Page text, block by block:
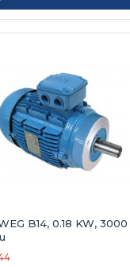
B14, 0.18 KW,